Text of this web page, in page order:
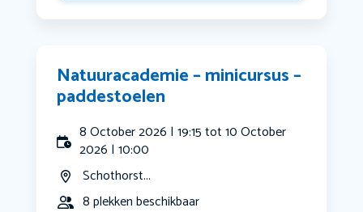
Natuuracademie – minicursus –
paddestoelen
8 October 2026 | 19:15 tot 10 October
2026 | 10:00
Schothorst...
8 plekken beschikbaar